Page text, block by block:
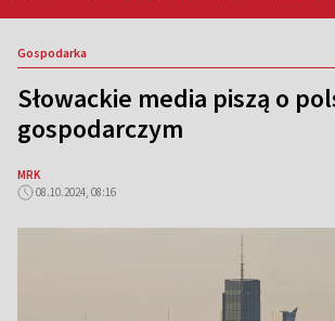
Gospodarka
Słowackie media piszą o
gospodarczym
MRK
08.10.2024, 08:16